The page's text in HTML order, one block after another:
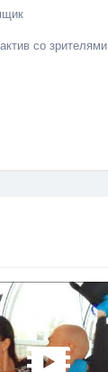
со зрителями